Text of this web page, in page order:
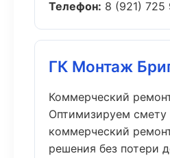
Телефон: 8 (921) 725
ГК Монтаж
Коммерческий
Оптимизируем смету
коммерческий
решения без потери